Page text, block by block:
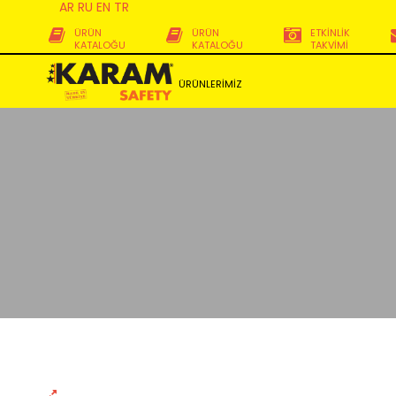
AR RU EN TR
ETKİNLİK
TAKVİMİ
ÜRÜN
KATALOĞU
ÜRÜN
KATALOĞU
ÜRÜNLERİMİZ